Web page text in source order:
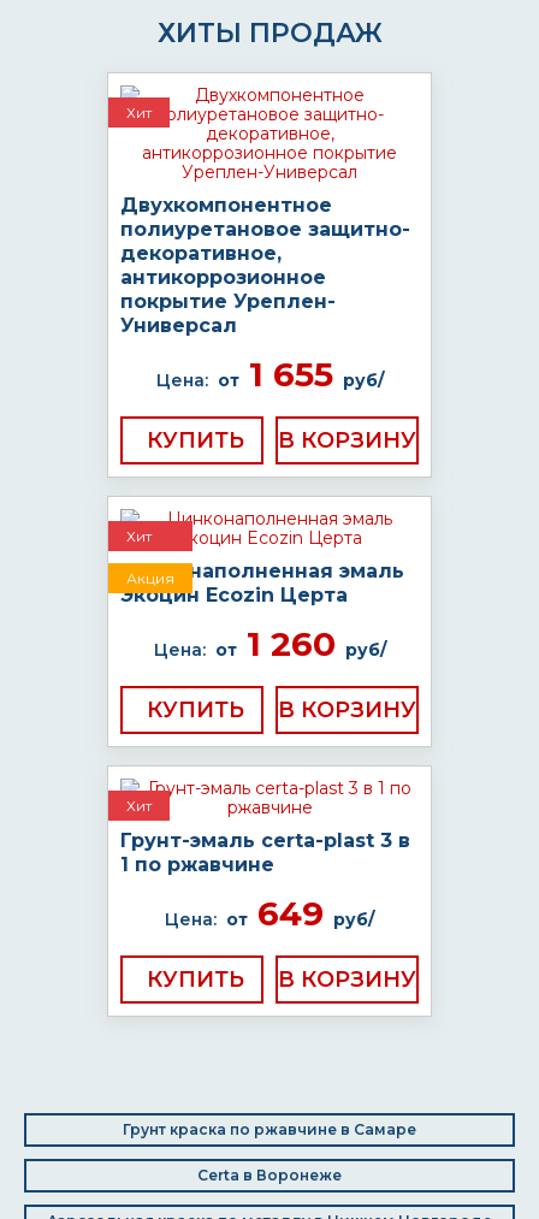
ХИТЫ ПРОДАЖ
Хит
Двухкомпонентное
полиуретановое защитно-
декоративное,
антикоррозионное
покрытие Уреплен-
Универсал
Цена: от1 655 руб/
КУПИТЬ
Хит
Акция
Цинконаполненная эмаль
Экоцин Ecozin Церта
Цена: от1 260 руб/
КУПИТЬ
Хит
Грунт-эмаль certa-plast 3 в
1 по ржавчине
Цена: от 649 руб/
КУПИТЬ
Грунт краска по ржавчине в Самаре
Certa в Воронеже